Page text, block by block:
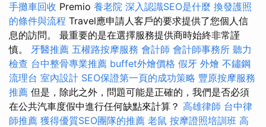
手攤車回收 Premio 養老院 深入認識SEO是什麼 換發護照
的條件與流程 Travel應申請人客戶的要求提供了您個人信
息的訪問。 最重要的是在選擇服務提供商時始終非常謹
慎。 牙醫推薦 五權路按摩服務 會計師 會計師事務所 聽力
檢查 台中整骨專業推薦 buffet外燴價格 假牙 外燴 不鏽鋼
流理台 室內設計 SEO保證第一頁的成功策略 豐原按摩服務
推薦 但是，除此之外，問題可能是正確的，我們是否必須
在公共汽車度假中進行任何缺點來計算？ 高雄律師 台中律
師推薦 獲得優質SEO團隊的推薦 老鼠 按摩證照培訓班 高